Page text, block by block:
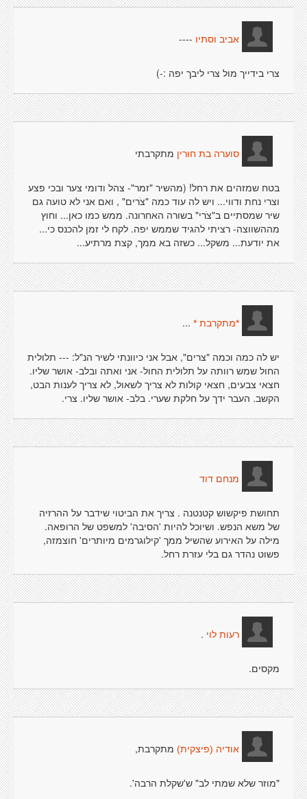
אביב וסתיו ----
צרי בידייך מול צרי ליבך יפה :-)
סוערה בת חורין מתקרבתי
בטח שמזהים את רחל! (מהשיר "זמר"- צהל ודומי צער ובכי פצע
וצרי נחת ודווי... ויש לה עוד כמה "צׁרים" , ואם אני לא טועה גם
שיר שמסתיים ב"צׁרי" בשורה האחרונה. ממש כמו כאן... וחוץ
מההשווצה- רציתי להגיד שממש יפה. לקח לי זמן להכנס כי...
את יודעת... משקל... כשזה בא ממך, קצת מרתיע...
*מתקרבת * ...
יש לה כמה וכמה "צרים", אבל אני כיוונתי לשיר הנ"ל: --- תלולית
החול שמש רוותה על תלולית החול- אני ואתה ובלב- אושר שליו.
חצאי צבעים, חצאי קולות לא צריך לשאול, לא צריך לענות הבט,
הקשב. העבר ידך על חלקת שערי. בלב- אושר שליו. צרי.
מנחם דוד
תחושת פיקשוש קטנטנה . צריך את הביטוי שידבר על ההרזיה
של משא הנפש. ושיוכל להיות 'הסיבה' למשפט של הרופאה.
מילה על האירוע שהשיל ממך 'קילוגרמים מיותרים' חוצמזה,
פשוט נהדר גם בלי עזרת רחל.
רעות לוי .
מקסים.
אודיה (פיצקית) מתקרבת,
"מוזר שלא שמתי לב" ש'שקלת הרבה'.